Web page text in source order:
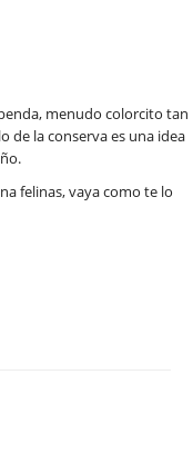
menudo colorcito tan
de la conserva es una idea
felinas, vaya como te lo